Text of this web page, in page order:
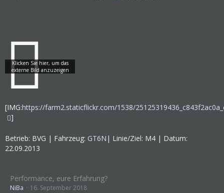
[IMG:https://farm2.staticflickr.com/1538/
]
Betrieb: BVG | Fahrzeug: GT6N | Linie/Ziel: M4 | Datum:
22.09.2013
Performance, eure Erfahrung?
NiBa 16. September 2018